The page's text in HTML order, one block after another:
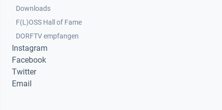
Downloads
F(L)OSS Hall of Fame
Footer 4
DORFTV empfangen
Instagram
Facebook
Twitter
Email